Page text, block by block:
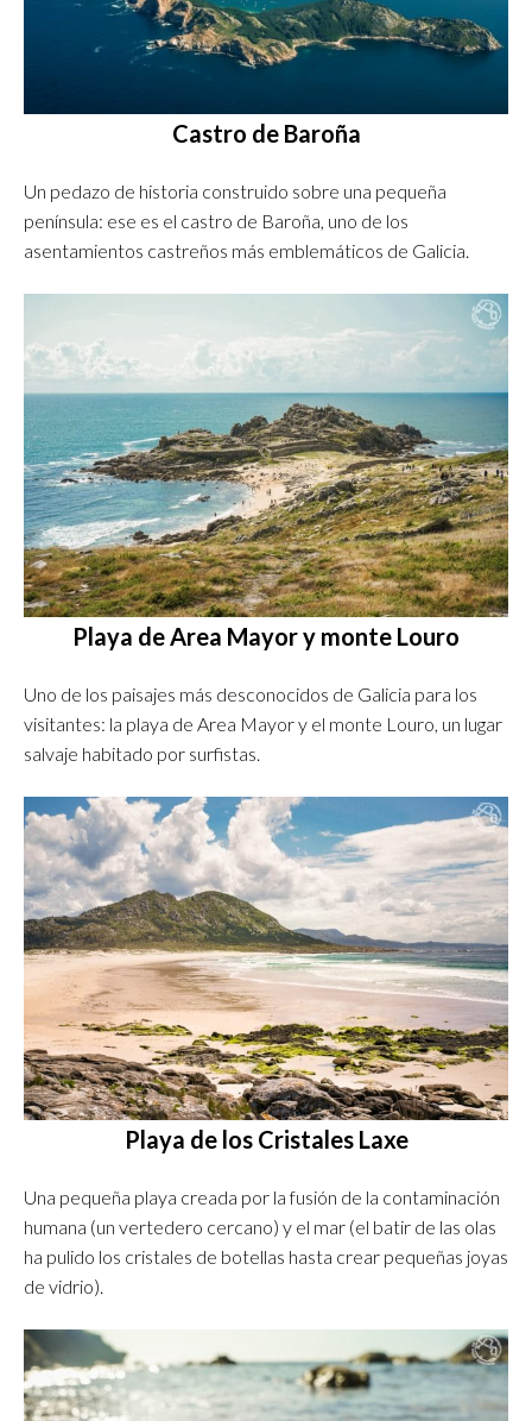
Castro de Baroña
Un pedazo de historia construido sobre una pequeña
península: ese es el castro de Baroña, uno de los
asentamientos castreños más emblemáticos de Galicia.
Playa de Area Mayor y monte Louro
Uno de los paisajes más desconocidos de Galicia para los
visitantes: la playa de Area Mayor y el monte Louro, un lugar
salvaje habitado por surfistas.
Playa de los Cristales Laxe
Una pequeña playa creada por la fusión de la contaminación
humana (un vertedero cercano) y el mar (el batir de las olas
ha pulido los cristales de botellas hasta crear pequeñas joyas
de vidrio).